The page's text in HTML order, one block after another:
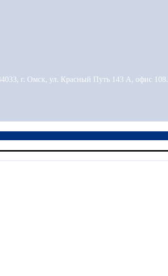
г. Омск, ул. Красный Путь 143 А, офис 108.